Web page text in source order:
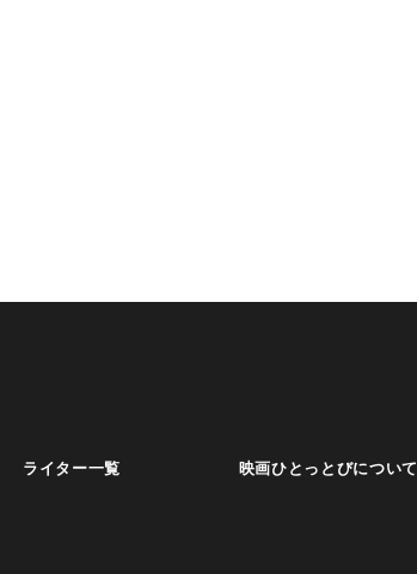
ライター一覧 映画ひとっとびについて